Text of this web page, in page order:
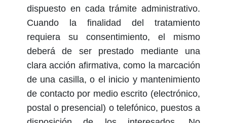
dispuesto en cada trámite administrativo.
Cuando la finalidad del tratamiento
requiera su consentimiento, el mismo
deberá de ser prestado mediante una
clara acción afirmativa, como la marcación
de una casilla, o el inicio y mantenimiento
de contacto por medio escrito (electrónico,
postal o presencial) o telefónico, puestos a